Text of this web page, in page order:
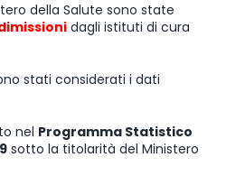
della Salute sono state
dagli istituti di cura
stati considerati i dati
nel Programma Statistico
sotto la titolarità del Ministero